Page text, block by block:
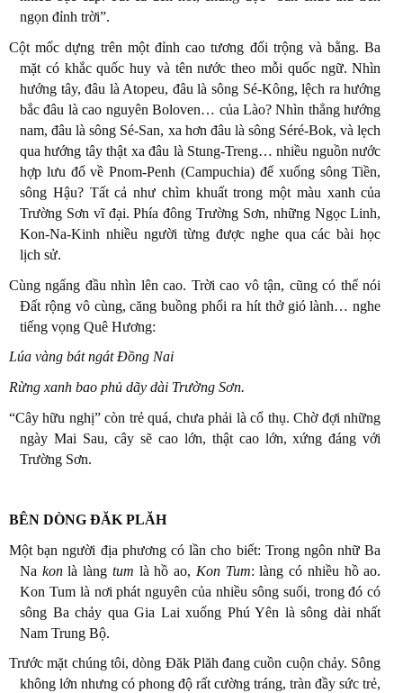
ngọn đỉnh trời”.
Cột mốc dựng trên một đỉnh cao tương đối trộng và bằng. Ba
mặt có khắc quốc huy và tên nước theo mỗi quốc ngữ. Nhìn
hướng tây, đâu là Atopeu, đâu là sông Sé-Kông, lệch ra hướng
bắc đâu là cao nguyên Boloven… của Lào? Nhìn thẳng hướng
nam, đâu là sông Sé-San, xa hơn đâu là sông Séré-Bok, và lẹch
qua hướng tây thật xa đâu là Stung-Treng… nhiều nguồn nước
hợp lưu đổ về Pnom-Penh (Campuchia) để xuống sông Tiền,
sông Hậu? Tất cả như chìm khuất trong một màu xanh của
Trường Sơn vĩ đại. Phía đông Trường Sơn, những Ngọc Linh,
Kon-Na-Kinh nhiều người từng được nghe qua các bài học
lịch sử.
Cùng ngẩng đầu nhìn lên cao. Trời cao vô tận, cũng có thể nói
Đất rộng vô cùng, căng buồng phổi ra hít thở gió lành… nghe
tiếng vọng Quê Hương:
Lúa vàng bát ngát Đồng Nai
Rừng xanh bao phủ dãy dài Trường Sơn.
“Cây hữu nghị” còn trẻ quá, chưa phải là cổ thụ. Chờ đợi những
ngày Mai Sau, cây sẽ cao lớn, thật cao lớn, xứng đáng với
Trường Sơn.
BÊN DÒNG ĐĂK PLĂH
Một bạn người địa phương có lần cho biết: Trong ngôn nhữ Ba
Na konlà làng tum là hồ ao, Kon Tum: làng có nhiều hồ ao.
Kon Tum là nơi phát nguyên của nhiều sông suối, trong đó có
sông Ba chảy qua Gia Lai xuống Phú Yên là sông dài nhất
Nam Trung Bộ.
Trước mặt chúng tôi, dòng Đăk Plăh đang cuồn cuộn chảy. Sông
không lớn nhưng có phong độ rất cường tráng, tràn đầy sức trẻ,